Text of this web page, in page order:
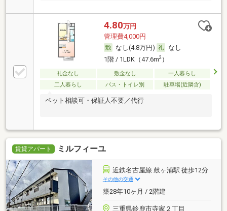
4.80万円
管理費4,000円
なし(4.8万円)
なし
1階 / 1LDK（47.6m2）
礼金なし 敷金なし
一人暮らし
二人暮らし
バス・トイレ別 駐車場(近隣含)
ペット相談可・保証人不要／代行
賃貸アパート ミルフィーユ
近鉄名古屋線 鼓ヶ浦駅 徒歩12分
その他の交通
築28年10ヶ月 / 2階建
三重県鈴鹿市寺家２丁目